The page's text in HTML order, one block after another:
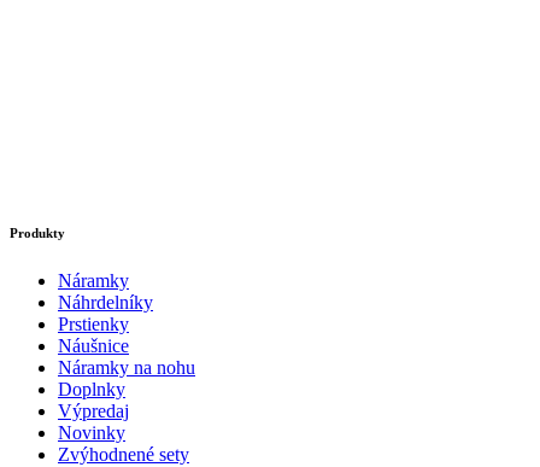
Produkty
Náramky
Náhrdelníky
Prstienky
Náušnice
Náramky na nohu
Doplnky
Výpredaj
Novinky
Zvýhodnené sety